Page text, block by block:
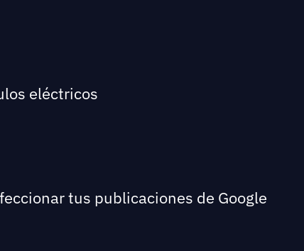
eléctricos
tus publicaciones de Google